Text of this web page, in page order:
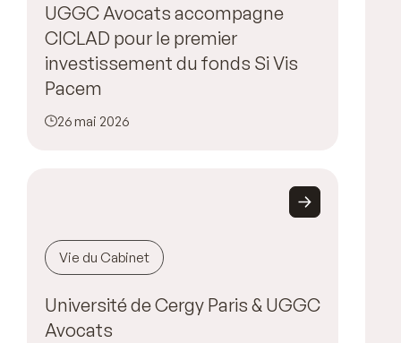
UGGC Avocats accompagne
CICLAD pour le premier
investissement du fonds Si Vis
Pacem
26 mai 2026
Vie du Cabinet
Université de Cergy Paris & UGGC
Avocats